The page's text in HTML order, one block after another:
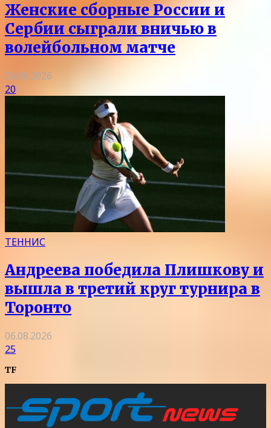
Женские сборные России и
Сербии сыграли вничью в
волейбольном матче
06.08.2026
20
ТЕННИС
Андреева победила Плишкову и
вышла в третий круг турнира в
Торонто
06.08.2026
25
TF